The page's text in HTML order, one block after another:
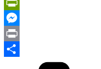
Copy
Link
PrintFriendly
Messenger
Print